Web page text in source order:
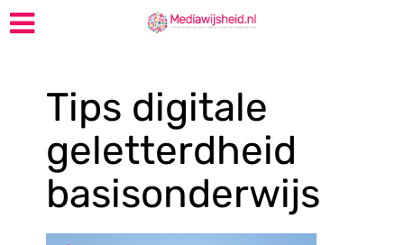
Tips digitale
geletterdheid
basisonderwijs